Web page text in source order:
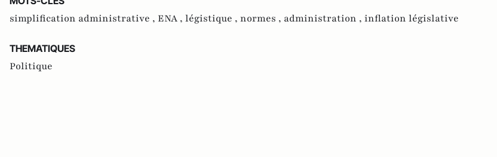
simplification administrative , ENA , légistique , normes , administration , inflation législative
THEMATIQUES
Politique